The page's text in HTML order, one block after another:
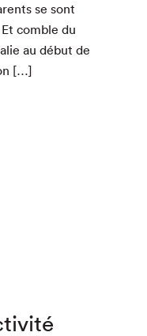
se sont
comble du
au début de
[…]